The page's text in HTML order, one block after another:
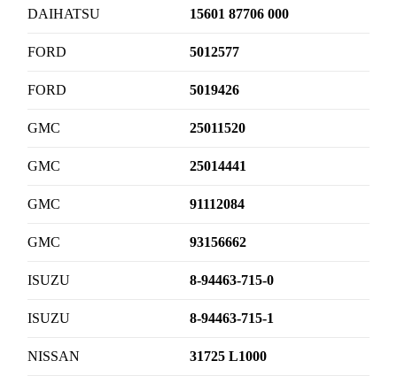
DAIHATSU 15601 87706 000
FORD 5012577
FORD 5019426
GMC 25011520
GMC 25014441
GMC 91112084
GMC 93156662
ISUZU 8-94463-715-0
ISUZU 8-94463-715-1
NISSAN 31725 L1000